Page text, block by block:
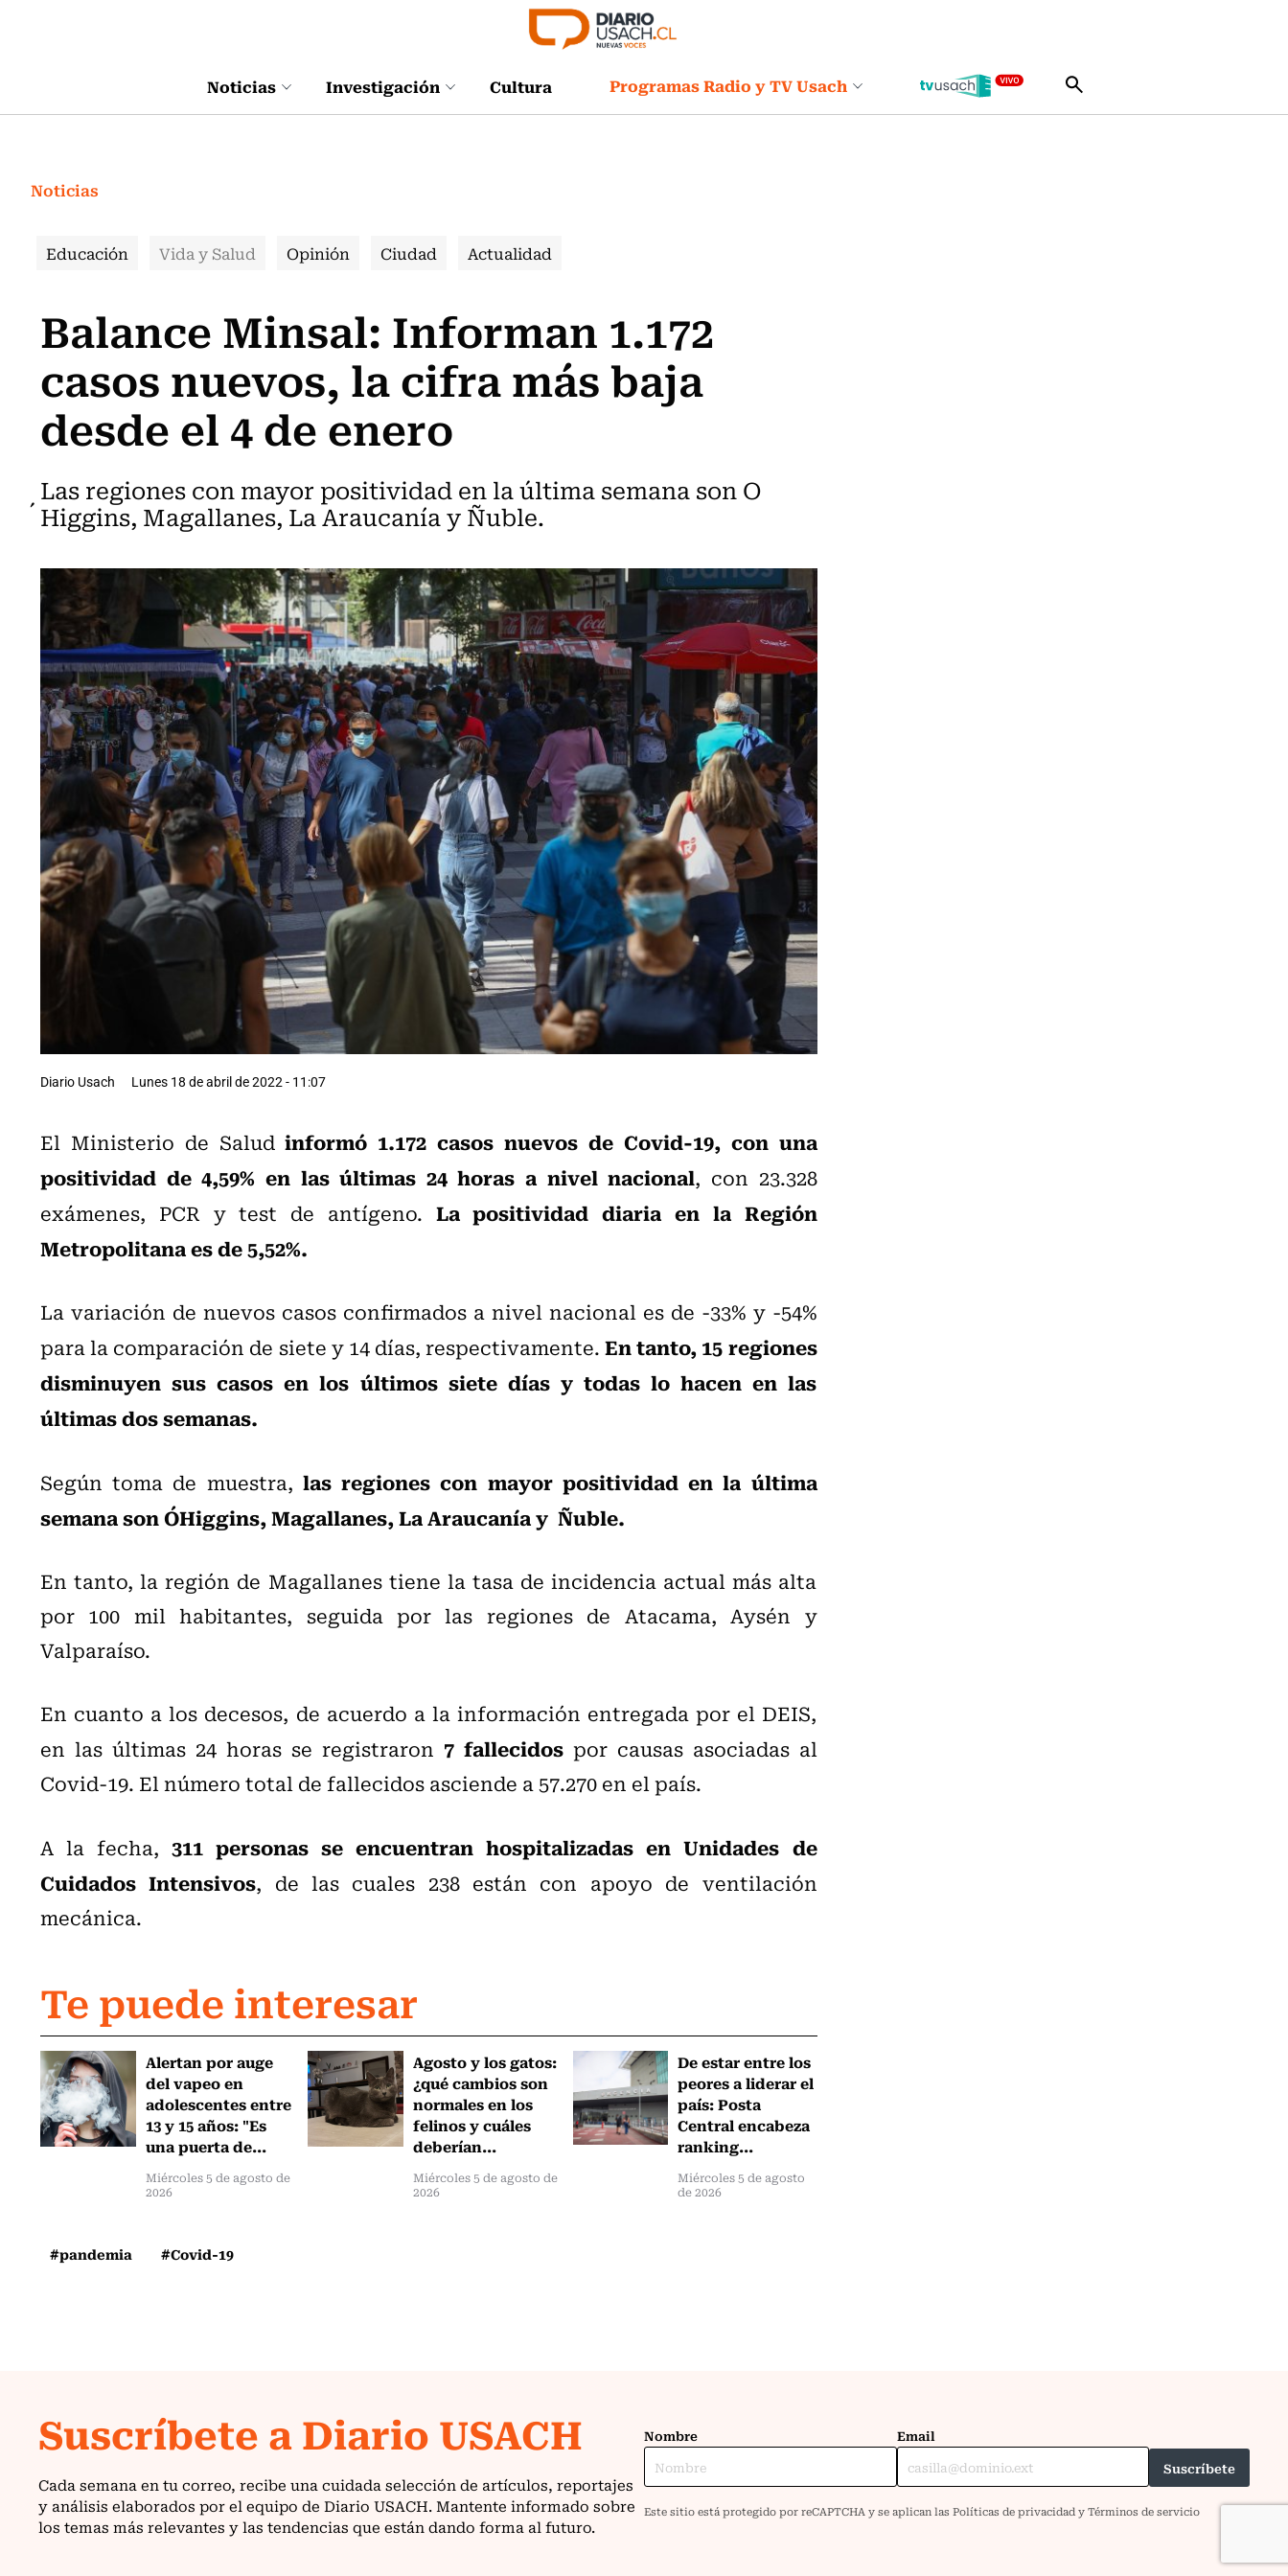
Noticias Investigación Cultura Programas Radio y TV Usach
Noticias
Educación Vida y Salud Opinión Ciudad Actualidad
Balance Minsal: Informan 1.172
casos nuevos, la cifra más baja
desde el 4 de enero
Las regiones con mayor positividad en la última semana son O
´Higgins, Magallanes, La Araucanía y Ñuble.
Diario Usach Lunes 18 de abril de 2022 - 11:07
El Ministerio de Saludinformó 1.172 casos nuevos de Covid-19, con una
positividad de 4,59% en las últimas 24 horas a nivel nacional, con 23.328
exámenes, PCR y test de antígeno. La positividad diaria en la Región
Metropolitana es de 5,52%.
La variación de nuevos casos confirmados a nivel nacional es de -33% y -54%
para la comparación de siete y 14 días, respectivamente.En tanto, 15 regiones
disminuyen sus casos en los últimos siete días y todas lo hacen en las
últimas dos semanas.
Según toma de muestra, las regiones con mayor positividad en la última
semana son O´Higgins, Magallanes, La Araucanía y Ñuble.
En tanto, la región de Magallanes tiene la tasa de incidencia actual más alta
por 100 mil habitantes, seguida por las regiones de Atacama, Aysén y
Valparaíso.
En cuanto a los decesos, de acuerdo a la información entregada por el DEIS,
en las últimas 24 horas se registraron 7 fallecidospor causas asociadas al
Covid-19. El número total de fallecidos asciende a 57.270 en el país.
A la fecha,311 personas se encuentran hospitalizadas en Unidades de
Cuidados Intensivos, de las cuales 238 están con apoyo de ventilación
mecánica.
Te puede interesar
Alertan por auge
del vapeo en
adolescentes entre
13 y 15 años: "Es
una puerta de...
Miércoles 5 de agosto de
2026
Agosto y los gatos:
¿qué cambios son
normales en los
felinos y cuáles
deberían...
Miércoles 5 de agosto de
2026
De estar entre los
peores a liderar el
país: Posta
Central encabeza
ranking...
Miércoles 5 de agosto
de 2026
#pandemia #Covid-19